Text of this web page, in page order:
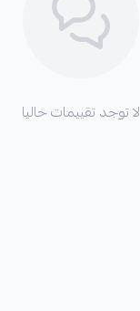
لا توجد تقييمات حاليا